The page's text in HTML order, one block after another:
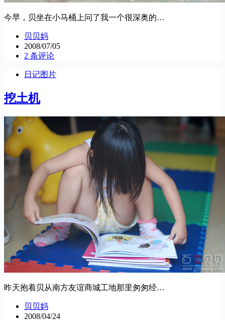
今早，贝坐在小马桶上问了我一个很深奥的…
贝贝妈
2008/07/05
2 条评论
日记图片
挖土机
昨天抱着贝从南方友谊商城工地那里匆匆经…
贝贝妈
2008/04/24